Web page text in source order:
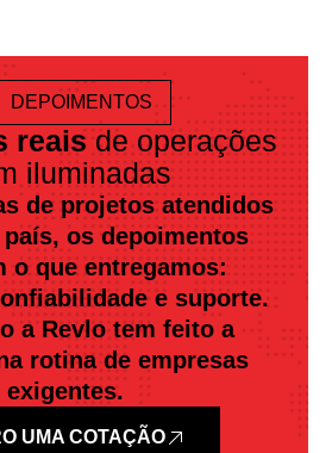
DEPOIMENTOS
reaisde operações
iluminadas
de projetos atendidos
os depoimentos
o que entregamos:
e suporte.
a Revlo tem feito a
rotina de empresas
exigentes.
UMA COTAÇÃO